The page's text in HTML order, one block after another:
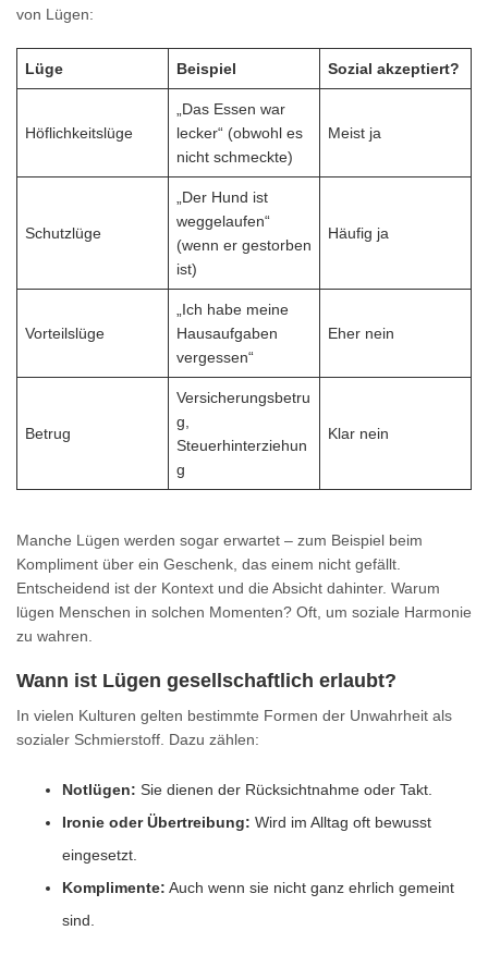
von Lügen:
Lüge Beispiel Sozial akzeptiert?
Höflichkeitslüge
„Das Essen war
lecker“ (obwohl es
nicht schmeckte)
Meist ja
Schutzlüge
„Der Hund ist
weggelaufen“
(wenn er gestorben
ist)
Häufig ja
Vorteilslüge
„Ich habe meine
Hausaufgaben
vergessen“
Eher nein
Betrug
Versicherungsbetru
g,
Steuerhinterziehun
g
Klar nein
Manche Lügen werden sogar erwartet – zum Beispiel beim
Kompliment über ein Geschenk, das einem nicht gefällt.
Entscheidend ist der Kontext und die Absicht dahinter. Warum
lügen Menschen in solchen Momenten? Oft, um soziale Harmonie
zu wahren.
Wann ist Lügen gesellschaftlich erlaubt?
In vielen Kulturen gelten bestimmte Formen der Unwahrheit als
sozialer Schmierstoff. Dazu zählen:
Notlügen: Sie dienen der Rücksichtnahme oder Takt.
Ironie oder Übertreibung: Wird im Alltag oft bewusst
eingesetzt.
Komplimente: Auch wenn sie nicht ganz ehrlich gemeint
sind.